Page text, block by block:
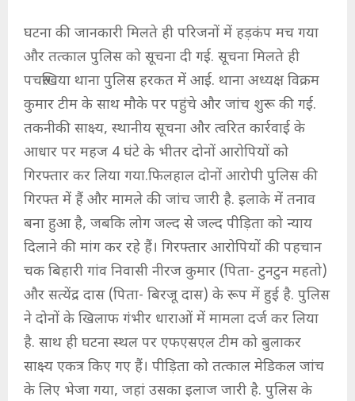
घटना की जानकारी मिलते ही परिजनों में हड़कंप मच गया
और तत्काल पुलिस को सूचना दी गई. सूचना मिलते ही
पचरुखिया थाना पुलिस हरकत में आई. थाना अध्यक्ष विक्रम
कुमार टीम के साथ मौके पर पहुंचे और जांच शुरू की गई.
तकनीकी साक्ष्य, स्थानीय सूचना और त्वरित कार्रवाई के
आधार पर महज 4 घंटे के भीतर दोनों आरोपियों को
गिरफ्तार कर लिया गया.फिलहाल दोनों आरोपी पुलिस की
गिरफ्त में हैं और मामले की जांच जारी है. इलाके में तनाव
बना हुआ है, जबकि लोग जल्द से जल्द पीड़िता को न्याय
दिलाने की मांग कर रहे हैं। गिरफ्तार आरोपियों की पहचान
चक बिहारी गांव निवासी नीरज कुमार (पिता- टुनटुन महतो)
और सत्येंद्र दास (पिता- बिरजू दास) के रूप में हुई है. पुलिस
ने दोनों के खिलाफ गंभीर धाराओं में मामला दर्ज कर लिया
है. साथ ही घटना स्थल पर एफएसएल टीम को बुलाकर
साक्ष्य एकत्र किए गए हैं। पीड़िता को तत्काल मेडिकल जांच
के लिए भेजा गया, जहां उसका इलाज जारी है. पुलिस के